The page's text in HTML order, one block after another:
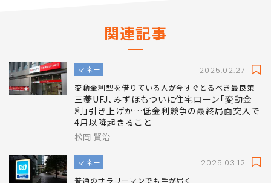
関連記事
マネー 2025.02.27
変動金利型を借りている人が今すぐとるべき最良策
三菱UFJ､みずほもついに住宅ローン｢変動金
利｣引き上げか…低金利競争の最終局面突入で
4月以降起きること
松岡 賢治
マネー 2025.03.12
普通のサラリーマンでも手が届く